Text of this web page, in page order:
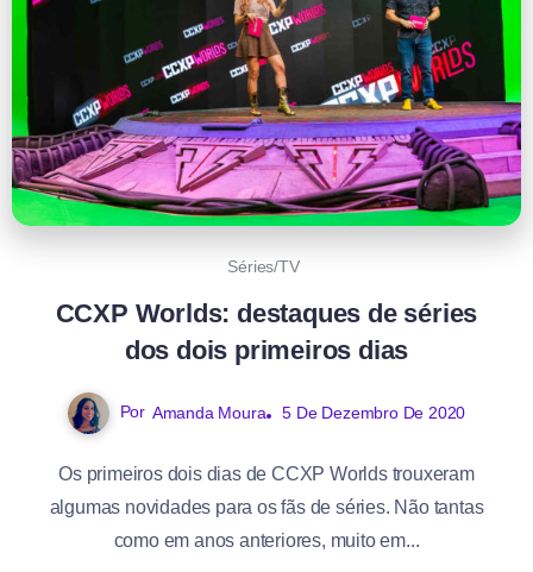
Séries/TV
CCXP Worlds: destaques de séries
dos dois primeiros dias
Por Amanda Moura 5 De Dezembro De 2020
Os primeiros dois dias de CCXP Worlds trouxeram
algumas novidades para os fãs de séries. Não tantas
como em anos anteriores, muito em...